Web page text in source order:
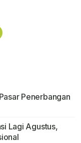
Penerbangan
Lagi Agustus,